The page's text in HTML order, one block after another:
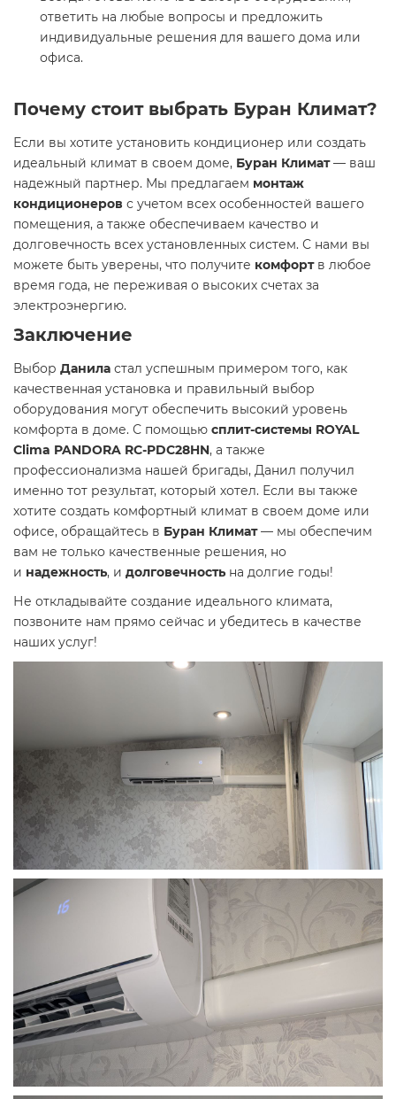
ответить на любые вопросы и предложить
индивидуальные решения для вашего дома или
офиса.
Почему стоит выбрать Буран Климат?
Если вы хотите установить кондиционер или создать
идеальный климат в своем доме, Буран Климат— ваш
надежный партнер. Мы предлагаем монтаж
кондиционеров с учетом всех особенностей вашего
помещения, а также обеспечиваем качество и
долговечность всех установленных систем. С нами вы
можете быть уверены, что получите комфортв любое
время года, не переживая о высоких счетах за
электроэнергию.
Заключение
Выбор Данила стал успешным примером того, как
качественная установка и правильный выбор
оборудования могут обеспечить высокий уровень
комфорта в доме. С помощью сплит-системы ROYAL
Clima PANDORA RC-PDC28HN, а также
профессионализма нашей бригады, Данил получил
именно тот результат, который хотел. Если вы также
хотите создать комфортный климат в своем доме или
офисе, обращайтесь в Буран Климат— мы обеспечим
вам не только качественные решения, но
и надежность, и долговечность на долгие годы!
Не откладывайте создание идеального климата,
позвоните нам прямо сейчас и убедитесь в качестве
наших услуг!